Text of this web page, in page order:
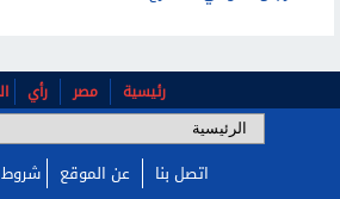
رئيسية مصر رأي
اتصل بنا عن الموقع شروط